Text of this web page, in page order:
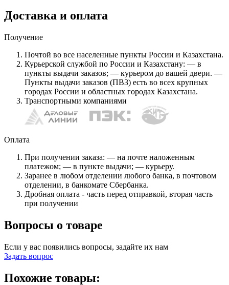
Доставка и оплата
Получение
Почтой во все населенные пункты России и Казахстана.
Курьерской службой по России и Казахстану: — в
пункты выдачи заказов; — курьером до вашей двери. —
Пункты выдачи заказов (ПВЗ) есть во всех крупных
городах России и областных городах Казахстана.
Транспортными компаниями
Оплата
При получении заказа: — на почте наложенным
платежом; — в пункте выдачи; — курьеру.
Заранее в любом отделении любого банка, в почтовом
отделении, в банкомате Сбербанка.
Дробная оплата - часть перед отправкой, вторая часть
при получении
Вопросы о товаре
Если у вас появились вопросы, задайте их нам
Задать вопрос
Похожие товары: